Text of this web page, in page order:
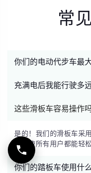
常
你们的电动代步车最
我们的滑板车设计承重
充满电后我能行驶多远
Power House 电动代步
这些滑板车容易操作吗
是的！我们的滑板车采
计，使所有用户都能轻
你们的踏板车使用什